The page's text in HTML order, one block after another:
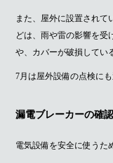
また、屋外に設置されて
どは、雨や雷の影響を受
や、カバーが破損してい
7月は屋外設備の点検に
漏電ブレーカーの確
電気設備を安全に使うた